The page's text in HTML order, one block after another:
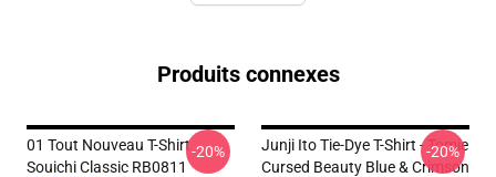
Produits connexes
01 Tout Nouveau T-Shirt
Souichi Classic RB0811
-20%
Junji Ito Tie-Dye T-Shirt - Tomie
Cursed Beauty Blue & Crimson
-20%